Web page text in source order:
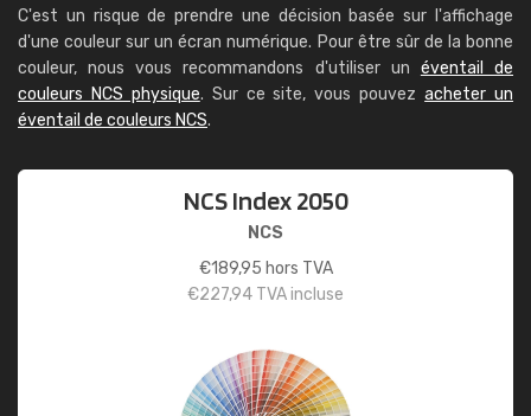
C'est un risque de prendre une décision basée sur l'affichage
d'une couleur sur un écran numérique. Pour être sûr de la bonne
couleur, nous vous recommandons d'utiliser un éventail de
couleurs NCS physique. Sur ce site, vous pouvezacheter un
éventail de couleurs NCS.
NCS Index 2050
NCS
€189,95 hors TVA
€227,94 TVA incluse